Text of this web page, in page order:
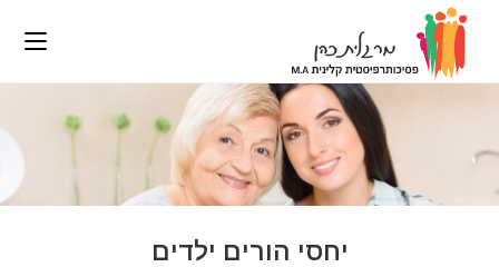
יחסי הורים ילדים